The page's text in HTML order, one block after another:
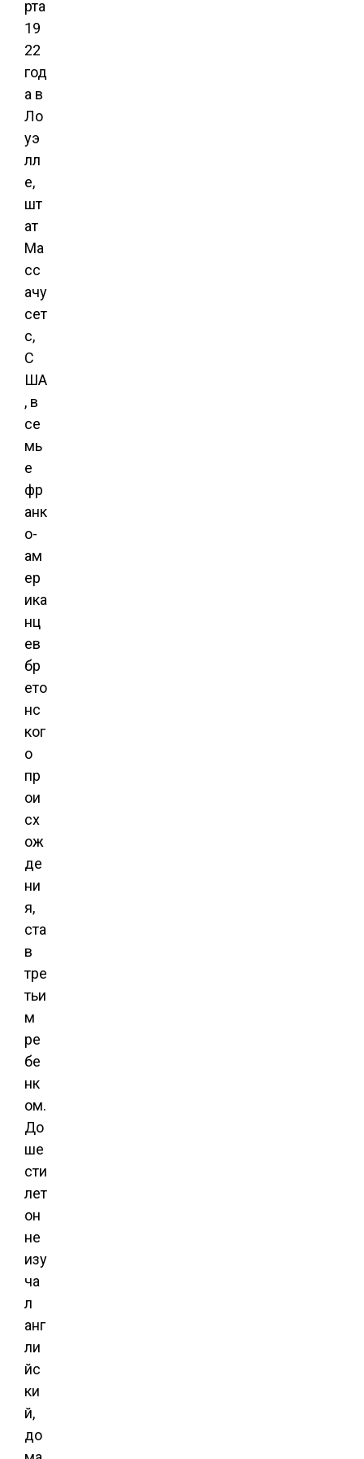
рта
19
22
год
а в
Ло
уэ
лл
е,
шт
ат
Ма
сс
ачу
сет
с,
С
ША
, в
се
мь
е
фр
анк
о-
ам
ер
ика
нц
ев
бр
ето
нс
ког
о
пр
ои
сх
ож
де
ни
я,
ста
в
тре
тьи
м
ре
бе
нк
ом.
До
ше
сти
лет
он
не
изу
ча
л
анг
ли
йс
ки
й,
до